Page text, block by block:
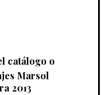
catálogo o
Marsol
2013